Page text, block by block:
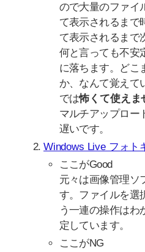
ので大量のファイ
て表示されるまで
て表示されるまで
何と言っても不安
に落ちます。どこ
か、なんて覚えて
では怖くて使えま
マルチアップロー
遅いです。
Windows Live フォト
ここがGood
元々は画像管理ソ
す。ファイルを選
う一連の操作はわ
定しています。
ここがNG